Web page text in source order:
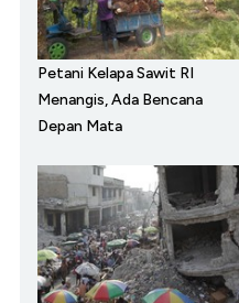
Petani Kelapa Sawit RI
Menangis, Ada Bencana
Depan Mata